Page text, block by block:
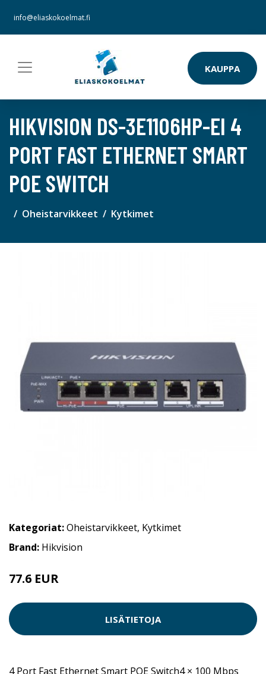
info@eliaskokoelmat.fi
KAUPPA
HIKVISION DS-3E1106HP-EI 4
PORT FAST ETHERNET SMART
POE SWITCH
Oheistarvikkeet Kytkimet
Kategoriat:Oheistarvikkeet, Kytkimet
Brand: Hikvision
77.6 EUR
LISÄTIETOJA
4 Port Fast Ethernet Smart POE Switch4 × 100 Mbps